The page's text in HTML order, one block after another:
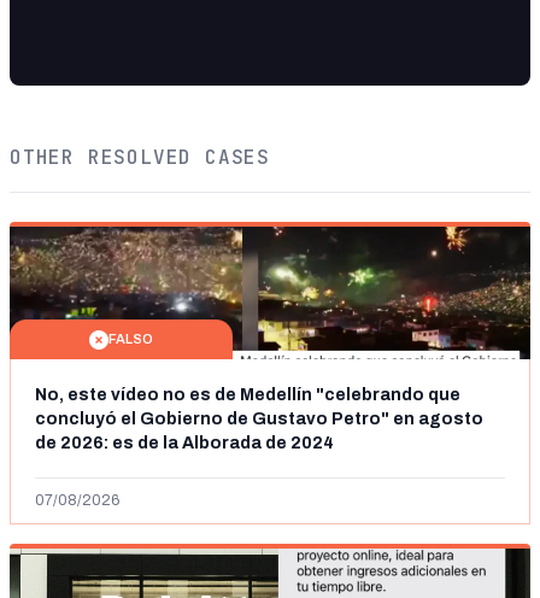
OTHER RESOLVED CASES
FALSO
No, este vídeo no es de Medellín "celebrando que
concluyó el Gobierno de Gustavo Petro" en agosto
de 2026: es de la Alborada de 2024
07/08/2026